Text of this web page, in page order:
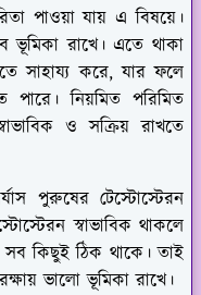
পাওয়া যায় এ বিষয়ে।
ভূমিকা রাখে। এতে থাকা
সাহায্য করে, যার ফলে
পারে। নিয়মিত পরিমিত
ও সক্রিয় রাখতে
পুরুষের টেস্টোস্টেরন
স্বাভাবিক থাকলে
সব কিছুই ঠিক থাকে। তাই
ভালো ভূমিকা রাখে।